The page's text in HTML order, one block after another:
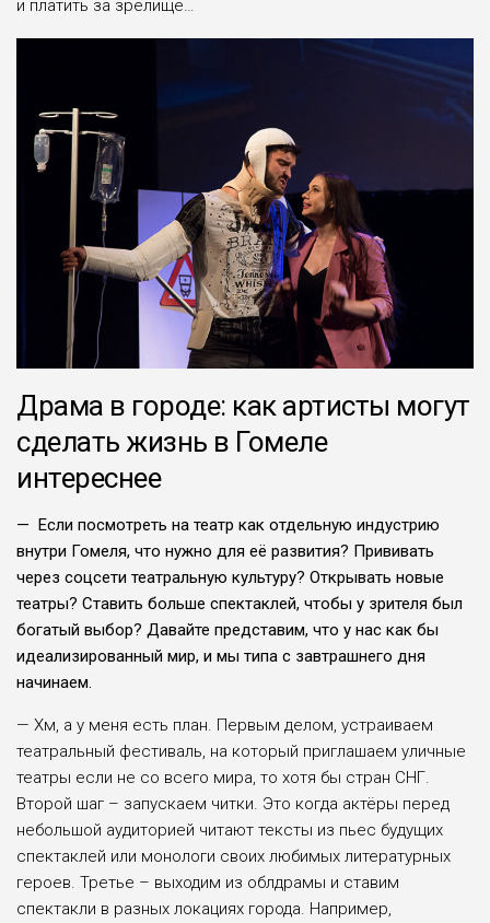
и платить за зрелище…
Драма в городе: как артисты могут
сделать жизнь в Гомеле
интереснее
— Если посмотреть на театр как отдельную индустрию
внутри Гомеля, что нужно для её развития? Прививать
через соцсети театральную культуру? Открывать новые
театры? Ставить больше спектаклей, чтобы у зрителя был
богатый выбор? Давайте представим, что у нас как бы
идеализированный мир, и мы типа с завтрашнего дня
начинаем.
— Хм, а у меня есть план. Первым делом, устраиваем
театральный фестиваль, на который приглашаем уличные
театры если не со всего мира, то хотя бы стран СНГ.
Второй шаг – запускаем читки. Это когда актёры перед
небольшой аудиторией читают тексты из пьес будущих
спектаклей или монологи своих любимых литературных
героев. Третье – выходим из облдрамы и ставим
спектакли в разных локациях города. Например,